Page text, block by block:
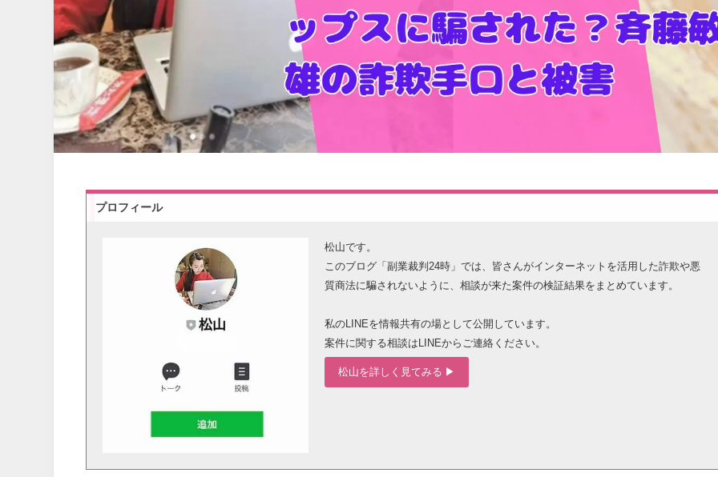
プロフィール
松山です。
このブログ「副業裁判24時」では、皆さんがインターネットを活用した詐欺や悪
質商法に騙されないように、相談が来た案件の検証結果をまとめています。
私のLINEを情報共有の場として公開しています。
案件に関する相談はLINEからご連絡ください。
松山を詳しく見てみる ▶︎